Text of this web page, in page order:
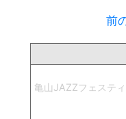
前
亀山JAZZフェステ